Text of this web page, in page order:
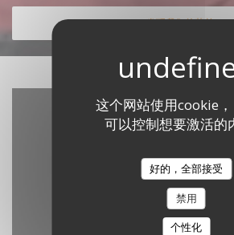
这个网站使用cookie
可以控制想要激活的
好的，全部接受
禁用
个性化
发现我们的菜单